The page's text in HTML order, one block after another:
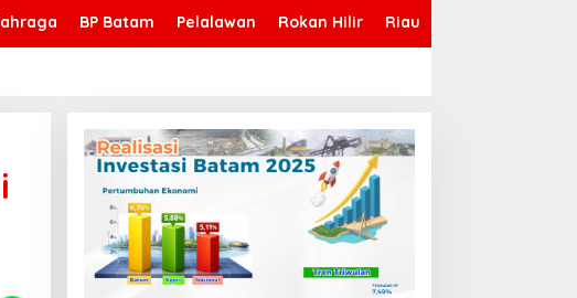
BP Batam Pelalawan Rokan Hilir Riau